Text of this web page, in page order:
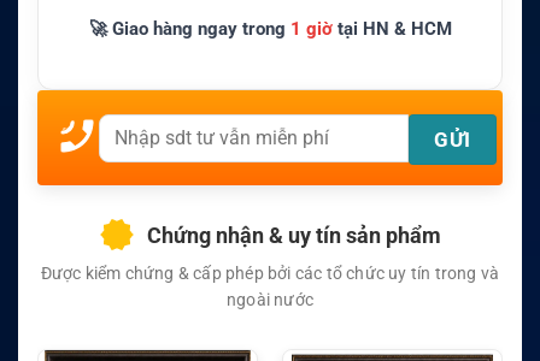
🚀 Giao hàng ngay trong 1 giờtại HN & HCM
Chứng nhận & uy tín sản phẩm
Được kiểm chứng & cấp phép bởi các tổ chức uy tín trong và
ngoài nước